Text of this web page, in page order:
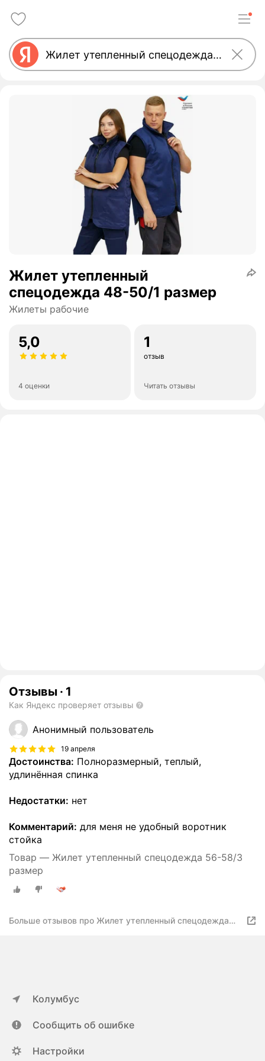
Жилет утепленный
спецодежда 48-50/1 размер
Жилеты рабочие
5,0
4 оценки
1
отзыв
Читать отзывы
Отзывы · 1
Как Яндекс проверяет отзывы
Анонимный пользователь
19 апреля
Достоинства: Полноразмерный, теплый,
удлинённая спинка
Недостатки: нет
Комментарий: для меня не удобный воротник
стойка
Товар — Жилет утепленный спецодежда 56-58/3
размер
Больше отзывов про Жилет утепленный спецодежда
Колумбус
Сообщить об ошибке
Настройки